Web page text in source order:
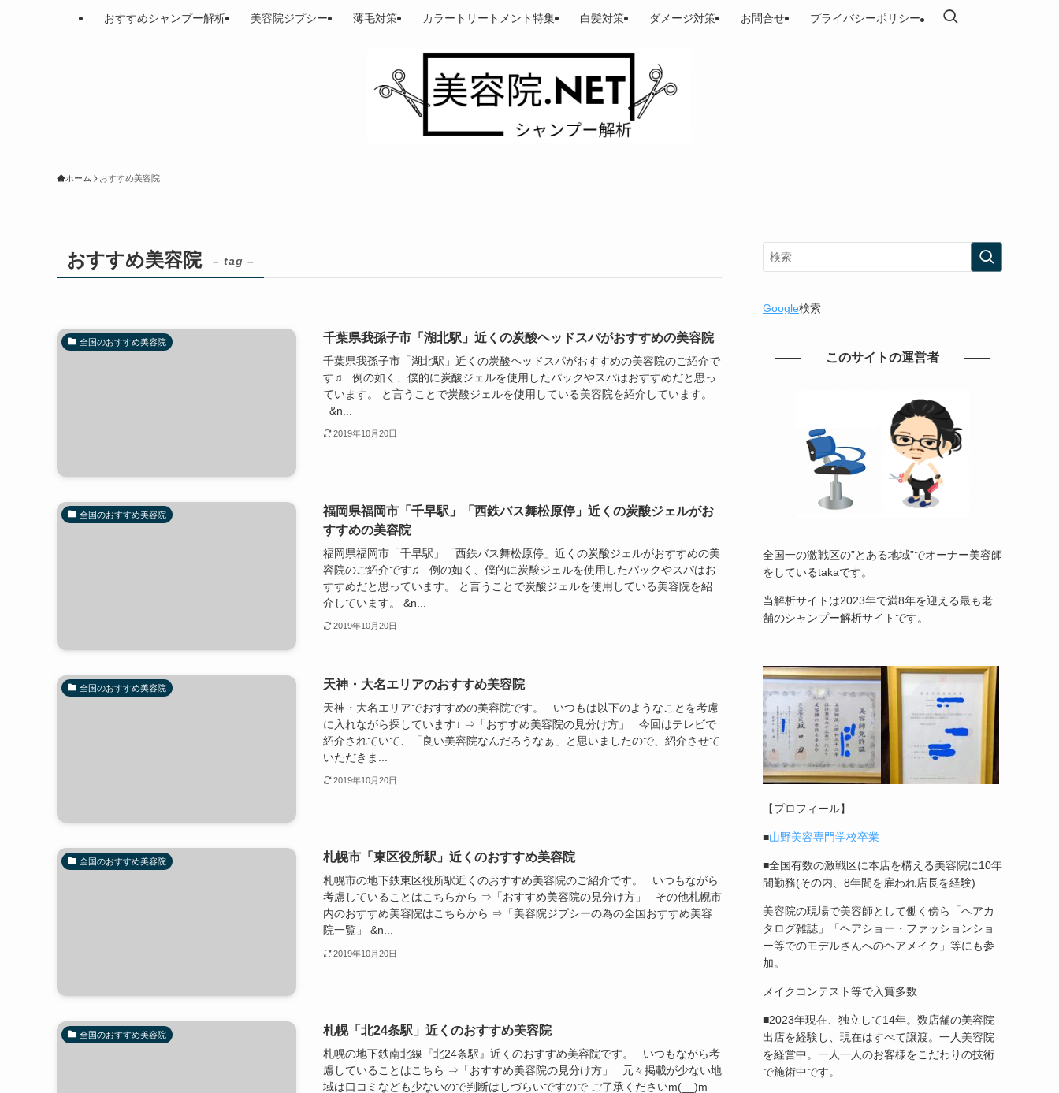
おすすめシャンプー解析 美容院ジプシー 薄毛対策 カラートリートメント特集 白髪対策 ダメージ対策 お問合せ プライバシーポリシー
ホーム おすすめ美容院
おすすめ美容院 – tag –
全国のおすすめ美容院 千葉県我孫子市「湖北駅」近くの炭酸ヘッドスパがおすすめの美容院
千葉県我孫子市「湖北駅」近くの炭酸ヘッドスパがおすすめの美容院のご紹介で
す♫ 例の如く、僕的に炭酸ジェルを使用したパックやスパはおすすめだと思っ
ています。 と言うことで炭酸ジェルを使用している美容院を紹介しています。
&n...
2019年10月20日
全国のおすすめ美容院
福岡県福岡市「千早駅」「西鉄バス舞松原停」近くの炭酸ジェルがお
すすめの美容院
福岡県福岡市「千早駅」「西鉄バス舞松原停」近くの炭酸ジェルがおすすめの美
容院のご紹介です♫ 例の如く、僕的に炭酸ジェルを使用したパックやスパはお
すすめだと思っています。 と言うことで炭酸ジェルを使用している美容院を紹
介しています。 &n...
2019年10月20日
全国のおすすめ美容院 天神・大名エリアのおすすめ美容院
天神・大名エリアでおすすめの美容院です。 いつもは以下のようなことを考慮
に入れながら探しています↓ ⇒「おすすめ美容院の見分け方」 今回はテレビで
紹介されていて、「良い美容院なんだろうなぁ」と思いましたので、紹介させて
いただきま...
2019年10月20日
全国のおすすめ美容院 札幌市「東区役所駅」近くのおすすめ美容院
札幌市の地下鉄東区役所駅近くのおすすめ美容院のご紹介です。 いつもながら
考慮していることはこちらから ⇒「おすすめ美容院の見分け方」 その他札幌市
内のおすすめ美容院はこちらから ⇒「美容院ジプシーの為の全国おすすめ美容
院一覧」 &n...
2019年10月20日
全国のおすすめ美容院 札幌「北24条駅」近くのおすすめ美容院
札幌の地下鉄南北線『北24条駅』近くのおすすめ美容院です。 いつもながら考
慮していることはこちら ⇒「おすすめ美容院の見分け方」 元々掲載が少ない地
域は口コミなども少ないので判断はしづらいですので ご了承くださいm(__)m
Google検索
このサイトの運営者
全国一の激戦区の”とある地域”でオーナー美容師
をしているtakaです。
当解析サイトは2023年で満8年を迎える最も老
舗のシャンプー解析サイトです。
【プロフィール】
■山野美容専門学校卒業
■全国有数の激戦区に本店を構える美容院に10年
間勤務(その内、8年間を雇われ店長を経験)
美容院の現場で美容師として働く傍ら「ヘアカ
タログ雑誌」「ヘアショー・ファッションショ
ー等でのモデルさんへのヘアメイク」等にも参
加。
メイクコンテスト等で入賞多数
■2023年現在、独立して14年。数店舗の美容院
出店を経験し、現在はすべて譲渡。一人美容院
を経営中。一人一人のお客様をこだわりの技術
で施術中です。